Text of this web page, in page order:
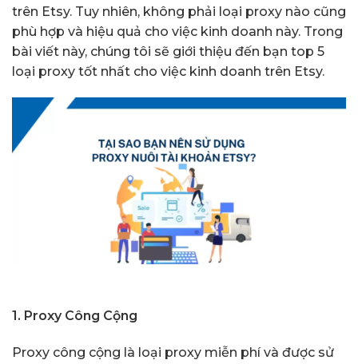
trên Etsy. Tuy nhiên, không phải loại proxy nào cũng
phù hợp và hiệu quả cho việc kinh doanh này. Trong
bài viết này, chúng tôi sẽ giới thiệu đến bạn top 5
loại proxy tốt nhất cho việc kinh doanh trên Etsy.
1. Proxy Công Cộng
Proxy công cộng là loại proxy miễn phí và được sử